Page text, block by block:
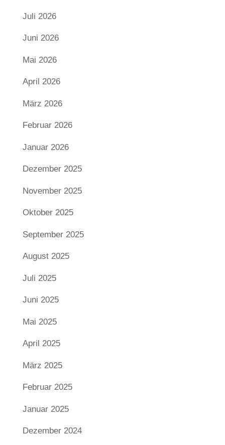
Juli 2026
Juni 2026
Mai 2026
April 2026
März 2026
Februar 2026
Januar 2026
Dezember 2025
November 2025
Oktober 2025
September 2025
August 2025
Juli 2025
Juni 2025
Mai 2025
April 2025
März 2025
Februar 2025
Januar 2025
Dezember 2024